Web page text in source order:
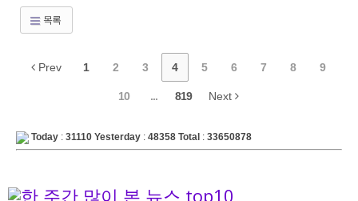
목록
Prev 1 2 3 4 5 6 7 8 9
10 ... 819 Next
Today : 31110 Yesterday : 48358 Total : 33650878